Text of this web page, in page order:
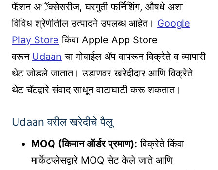
फॅशन अॅक्सेसरीज, घरगुती फर्निशिंग, औषधे अशा
विविध श्रेणीतील उत्पादने उपलब्ध आहेत। Google
Play Store किंवा Apple App Store
वरून Udaan चा मोबाईल ॲप वापरून विक्रेते व व्यापारी
थेट जोडले जातात। उडाणवर खरेदीदार आणि विक्रेते
थेट चॅटद्वारे संवाद साधून वाटाघाटी करू शकतात।
Udaan वरील खरेदीचे पैलू
MOQ (किमान ऑर्डर प्रमाण): विक्रेते किंवा
मार्केटप्लेसद्वारे MOQ सेट केले जाते आणि